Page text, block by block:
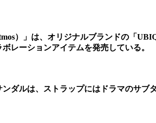
）」は、オリジナルブランドの「
レーションアイテムを発売している。
ダルは、ストラップにはドラマのサ